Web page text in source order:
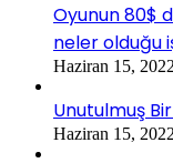
Oyunun 80$
neler olduğu
Haziran 15, 2022
Unutulmuş
Haziran 15, 2022